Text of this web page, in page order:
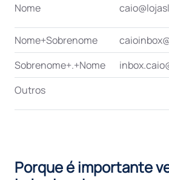
Nome
Nome+Sobrenome
Sobrenome+.+Nome
Outros
Porque é importante